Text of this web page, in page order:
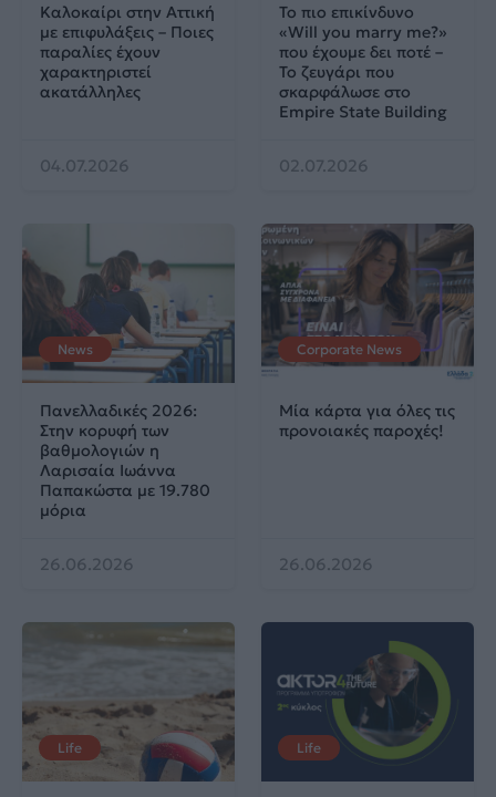
Καλοκαίρι στην Αττική
με επιφυλάξεις – Ποιες
παραλίες έχουν
χαρακτηριστεί
ακατάλληλες
04.07.2026
Το πιο επικίνδυνο
«Will you marry me?»
που έχουμε δει ποτέ –
Το ζευγάρι που
σκαρφάλωσε στο
Empire State Building
02.07.2026
News
Πανελλαδικές 2026:
Στην κορυφή των
βαθμολογιών η
Λαρισαία Ιωάννα
Παπακώστα με 19.780
μόρια
26.06.2026
Corporate News
Μία κάρτα για όλες τις
προνοιακές παροχές!
26.06.2026
Life Life